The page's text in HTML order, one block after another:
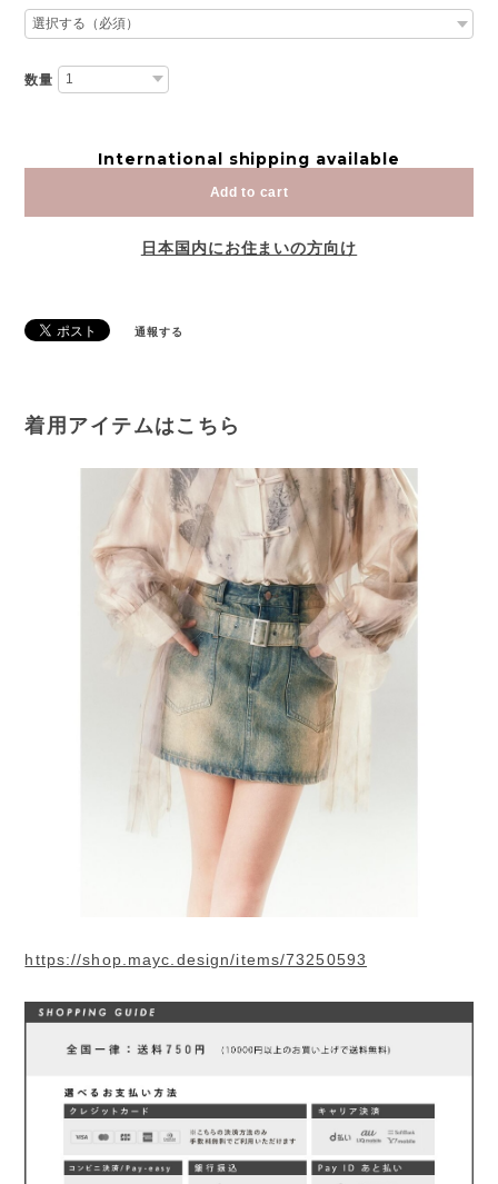
数量
International shipping available
Add to cart
日本国内にお住まいの方向け
通報する
着用アイテムはこちら
https://shop.mayc.design/items/73250593